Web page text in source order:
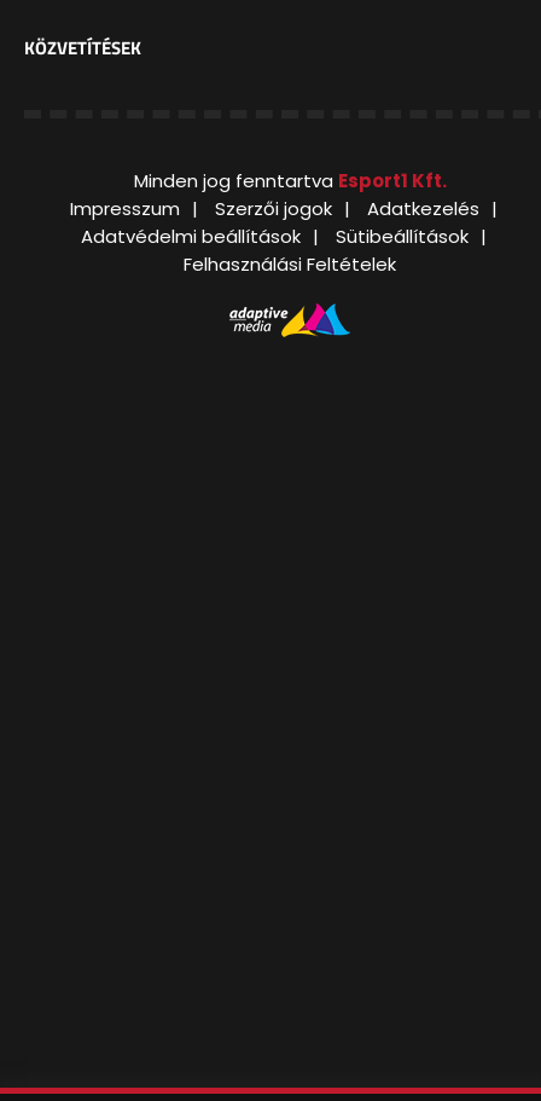
KÖZVETÍTÉSEK
Minden jog fenntartva Esport1 Kft.
Impresszum
Szerzői jogok
Adatkezelés
Adatvédelmi beállítások
Sütibeállítások
Felhasználási Feltételek